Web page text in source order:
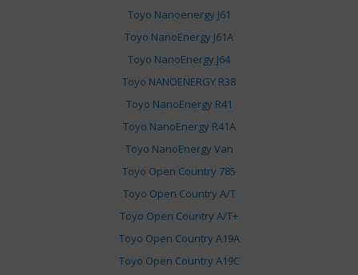
Toyo Nanoenergy J61
Toyo NanoEnergy J61A
Toyo NanoEnergy J64
Toyo NANOENERGY R38
Toyo NanoEnergy R41
Toyo NanoEnergy R41A
Toyo NanoEnergy Van
Toyo Open Country 785
Toyo Open Country A/T
Toyo Open Country A/T+
Toyo Open Country A19A
Toyo Open Country A19C